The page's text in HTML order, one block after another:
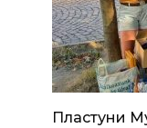
Пластуни